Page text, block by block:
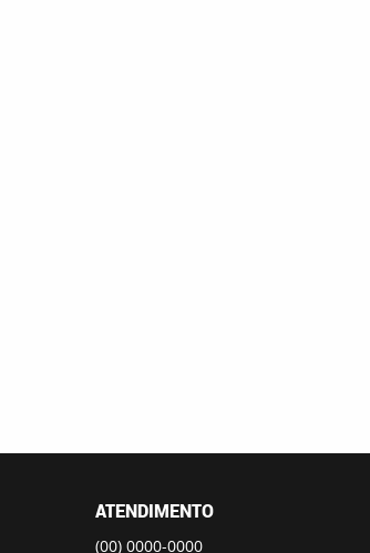
ATENDIMENTO
(00) 0000-0000